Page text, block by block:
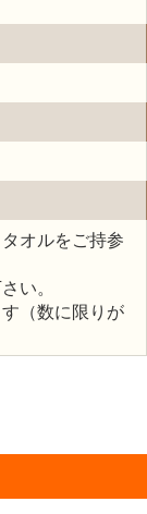
オルをご持参
い。
（数に限りが